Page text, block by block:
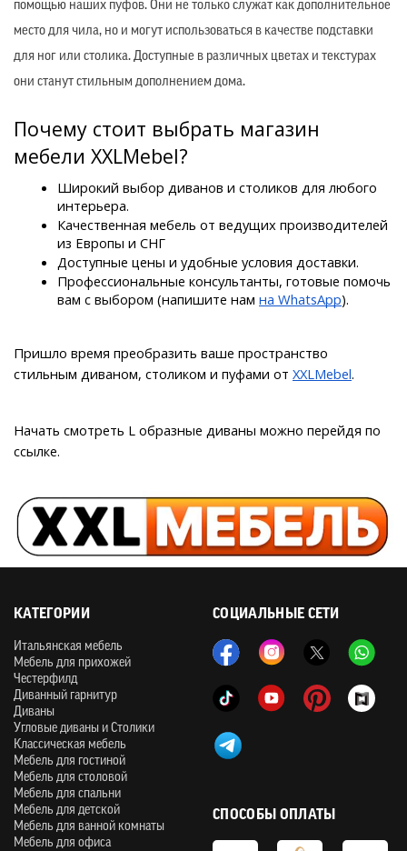
помощью наших пуфов. Они не только служат как дополнительное
место для чила, но и могут использоваться в качестве подставки
для ног или столика. Доступные в различных цветах и текстурах
они станут стильным дополнением дома.
Почему стоит выбрать магазин
мебели XXLMebel?
Широкий выбор диванов и столиков для любого
интерьера.
Качественная мебель от ведущих производителей
из Европы и СНГ
Доступные цены и удобные условия доставки.
Профессиональные консультанты, готовые помочь
вам с выбором (напишите нам на WhatsApp).
Пришло время преобразить ваше пространство
стильным диваном, столиком и пуфами от XXLMebel.
Начать смотреть L образные диваны можно перейдя по
ссылке.
СОЦИАЛЬНЫЕ СЕТИ
КАТЕГОРИИ
Итальянская мебель
Мебель для прихожей
Честерфилд
Диванный гарнитур
Диваны
Угловые диваны и Столики
Классическая мебель
Мебель для гостиной
Мебель для столовой
Мебель для спальни
Мебель для детской
Мебель для ванной комнаты
Мебель для офиса
СПОСОБЫ ОПЛАТЫ